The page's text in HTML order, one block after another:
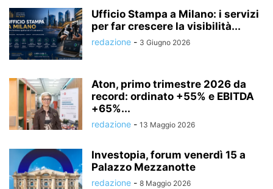
Ufficio Stampa a Milano: i servizi
per far crescere la visibilità...
redazione - 3 Giugno 2026
Aton, primo trimestre 2026 da
record: ordinato +55% e EBITDA
+65%...
redazione - 13 Maggio 2026
Investopia, forum venerdì 15 a
Palazzo Mezzanotte
redazione - 8 Maggio 2026